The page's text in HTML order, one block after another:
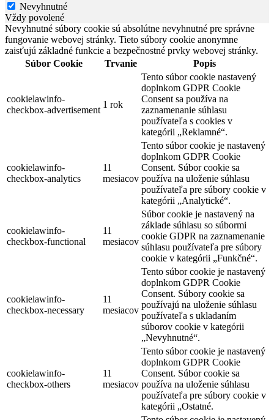
Nevyhnutné
Vždy povolené
Nevyhnutné súbory cookie sú absolútne nevyhnutné pre správne
fungovanie webovej stránky. Tieto súbory cookie anonymne
zaisťujú základné funkcie a bezpečnostné prvky webovej stránky.
Súbor Cookie
Trvanie Popis
cookielawinfo-
checkbox-advertisement
1 rok
Tento súbor cookie nastavený
doplnkom GDPR Cookie
Consent sa používa na
zaznamenanie súhlasu
používateľa s cookies v
kategórii „Reklamné“.
cookielawinfo-
checkbox-analytics
11
mesiacov
Tento súbor cookie je nastavený
doplnkom GDPR Cookie
Consent. Súbor cookie sa
používa na uloženie súhlasu
používateľa pre súbory cookie v
kategórii „Analytické“.
cookielawinfo-
checkbox-functional
11
mesiacov
Súbor cookie je nastavený na
základe súhlasu so súbormi
cookie GDPR na zaznamenanie
súhlasu používateľa pre súbory
cookie v kategórii „Funkčné“.
cookielawinfo-
checkbox-necessary
11
mesiacov
Tento súbor cookie je nastavený
doplnkom GDPR Cookie
Consent. Súbory cookie sa
používajú na uloženie súhlasu
používateľa s ukladaním
súborov cookie v kategórii
„Nevyhnutné“.
cookielawinfo-
checkbox-others
11
mesiacov
Tento súbor cookie je nastavený
doplnkom GDPR Cookie
Consent. Súbor cookie sa
používa na uloženie súhlasu
používateľa pre súbory cookie v
kategórii „Ostatné.